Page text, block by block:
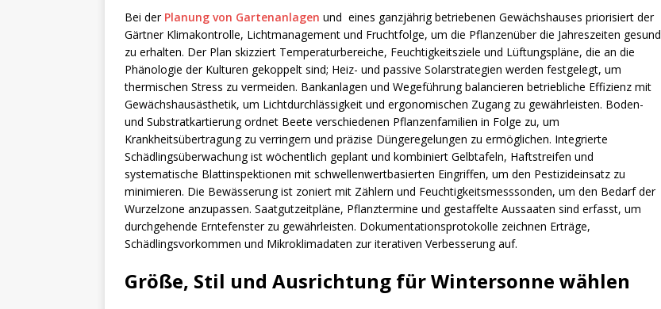
Bei der Planung von Gartenanlagen und eines ganzjährig betriebenen Gewächshauses priorisiert der
Gärtner Klimakontrolle, Lichtmanagement und Fruchtfolge, um die Pflanzenüber die Jahreszeiten gesund
zu erhalten. Der Plan skizziert Temperaturbereiche, Feuchtigkeitsziele und Lüftungspläne, die an die
Phänologie der Kulturen gekoppelt sind; Heiz- und passive Solarstrategien werden festgelegt, um
thermischen Stress zu vermeiden. Bankanlagen und Wegeführung balancieren betriebliche Effizienz mit
Gewächshausästhetik, um Lichtdurchlässigkeit und ergonomischen Zugang zu gewährleisten. Boden-
und Substratkartierung ordnet Beete verschiedenen Pflanzenfamilien in Folge zu, um
Krankheitsübertragung zu verringern und präzise Düngeregelungen zu ermöglichen. Integrierte
Schädlingsüberwachung ist wöchentlich geplant und kombiniert Gelbtafeln, Haftstreifen und
systematische Blattinspektionen mit schwellenwertbasierten Eingriffen, um den Pestizideinsatz zu
minimieren. Die Bewässerung ist zoniert mit Zählern und Feuchtigkeitsmesssonden, um den Bedarf der
Wurzelzone anzupassen. Saatgutzeitpläne, Pflanztermine und gestaffelte Aussaaten sind erfasst, um
durchgehende Erntefenster zu gewährleisten. Dokumentationsprotokolle zeichnen Erträge,
Schädlingsvorkommen und Mikroklimadaten zur iterativen Verbesserung auf.
Größe, Stil und Ausrichtung für Wintersonne wählen